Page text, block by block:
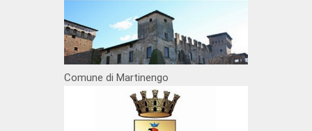
Comune di Martinengo